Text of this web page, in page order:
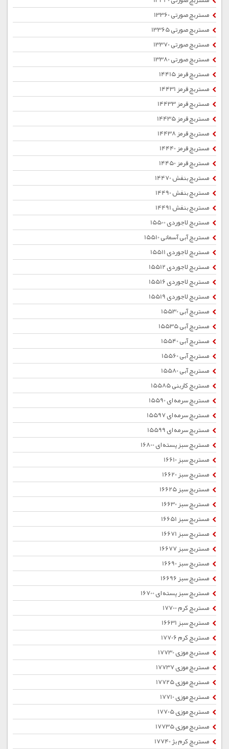
مستربچ صورتی 13360
مستربچ صورتی 13365
مستربچ صورتی 13370
مستربچ صورتی 13380
مستربچ قرمز 14415
مستربچ قرمز 14431
مستربچ قرمز 14433
مستربچ قرمز 14435
مستربچ قرمز 14438
مستربچ قرمز 14440
مستربچ قرمز 14450
مستربچ بنفش 14470
مستربچ بنفش 14490
مستربچ بنفش 14491
مستربچ لاجوردی 15500
مستربچ آبی آسمانی 15510
مستربچ لاجوردی 15511
مستربچ لاجوردی 15512
مستربچ لاجوردی 15516
مستربچ لاجوردی 15519
مستربچ آبی 15530
مستربچ آبی 15535
مستربچ آبی 15540
مستربچ آبی 15560
مستربچ آبی 15580
مستربچ کاربنی 15585
مستربچ سرمه ای 15590
مستربچ سرمه ای 15597
مستربچ سرمه ای 15599
مستربچ سبز پسته ای 16800
مستربچ سبز 16610
مستربچ سبز 16620
مستربچ سبز 16625
مستربچ سبز 16630
مستربچ سبز 16651
مستربچ سبز 16671
مستربچ سبز 16677
مستربچ سبز 16690
مستربچ سبز 16696
مستربچ سبز پسته ای 16700
مستربچ کرم 17700
مستربچ سبز 16631
مستربچ کرم 17706
مستربچ موزی 17730
مستربچ موزی 17737
مستربچ موزی 17725
مستربچ موزی 17710
مستربچ موزی 17705
مستربچ موزی 17735
مستربچ کرم بژ 17740